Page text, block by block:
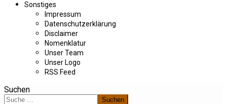
Sonstiges
Impressum
Datenschutzerklärung
Disclaimer
Nomenklatur
Unser Team
Unser Logo
RSS Feed
Suchen
Suchen